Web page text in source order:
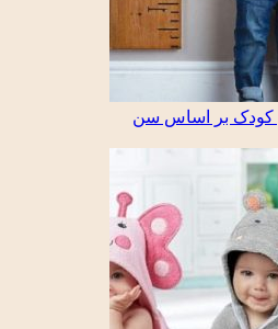
کودک بر اساس سن